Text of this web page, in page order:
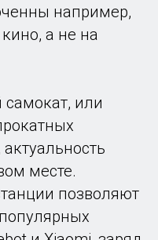
например,
а не на
или
месте.
позволяют